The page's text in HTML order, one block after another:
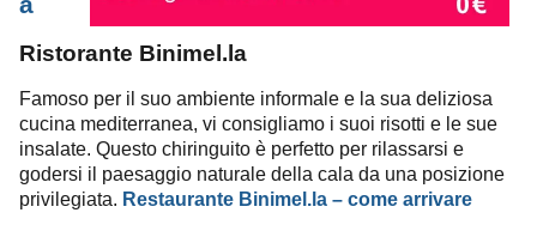
Ristorante Binimel.la
Famoso per il suo ambiente informale e la sua deliziosa
cucina mediterranea, vi consigliamo i suoi risotti e le sue
insalate. Questo chiringuito è perfetto per rilassarsi e
godersi il paesaggio naturale della cala da una posizione
privilegiata. Restaurante Binimel.la – come arrivare